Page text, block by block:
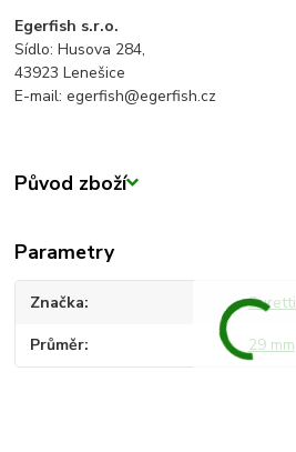
Egerfish s.r.o.
Sídlo: Husova 284,
43923 Lenešice
E-mail: egerfish@egerfish.cz
Původ zboží
Parametry
Značka Suretti
Průměr 29 mm